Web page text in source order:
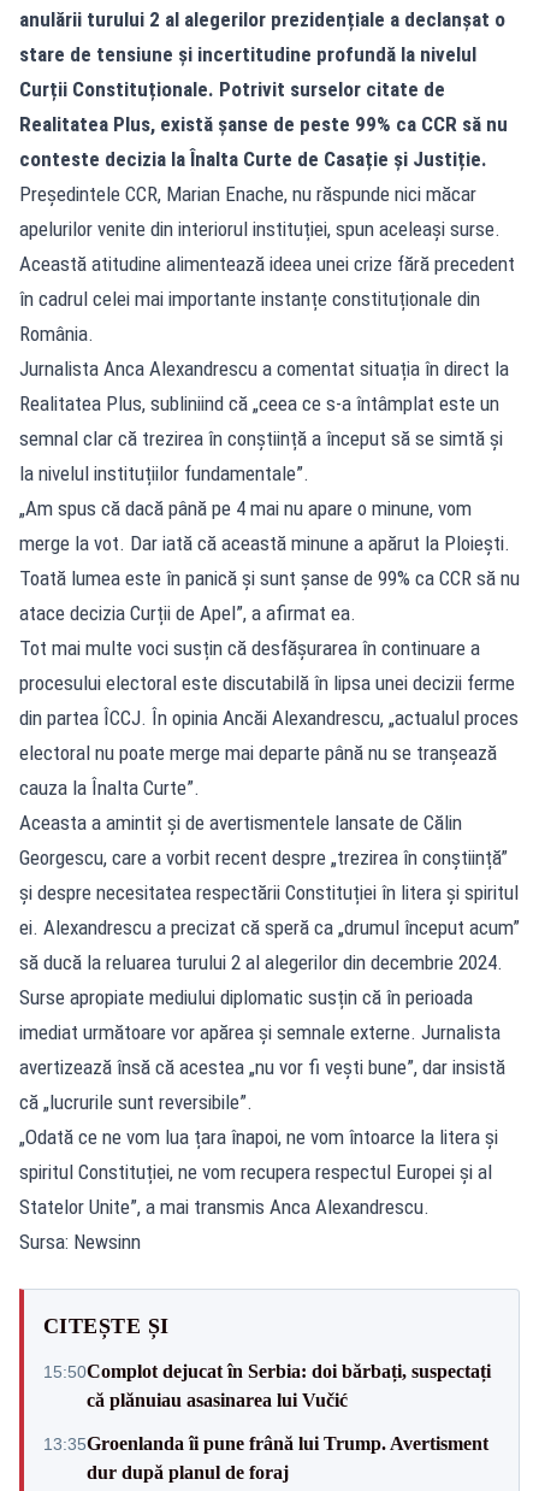
anulării turului 2 al alegerilor prezidențiale a declanșat o
stare de tensiune și incertitudine profundă la nivelul
Curții Constituționale. Potrivit surselor citate de
Realitatea Plus, există șanse de peste 99% ca CCR să nu
conteste decizia la Înalta Curte de Casație și Justiție.
Președintele CCR, Marian Enache, nu răspunde nici măcar
apelurilor venite din interiorul instituției, spun aceleași surse.
Această atitudine alimentează ideea unei crize fără precedent
în cadrul celei mai importante instanțe constituționale din
România.
Jurnalista Anca Alexandrescu a comentat situația în direct la
Realitatea Plus, subliniind că „ceea ce s-a întâmplat este un
semnal clar că trezirea în conștiință a început să se simtă și
la nivelul instituțiilor fundamentale”.
„Am spus că dacă până pe 4 mai nu apare o minune, vom
merge la vot. Dar iată că această minune a apărut la Ploiești.
Toată lumea este în panică și sunt șanse de 99% ca CCR să nu
atace decizia Curții de Apel”, a afirmat ea.
Tot mai multe voci susțin că desfășurarea în continuare a
procesului electoral este discutabilă în lipsa unei decizii ferme
din partea ÎCCJ. În opinia Ancăi Alexandrescu, „actualul proces
electoral nu poate merge mai departe până nu se tranșează
cauza la Înalta Curte”.
Aceasta a amintit și de avertismentele lansate de Călin
Georgescu, care a vorbit recent despre „trezirea în conștiință”
și despre necesitatea respectării Constituției în litera și spiritul
ei. Alexandrescu a precizat că speră ca „drumul început acum”
să ducă la reluarea turului 2 al alegerilor din decembrie 2024.
Surse apropiate mediului diplomatic susțin că în perioada
imediat următoare vor apărea și semnale externe. Jurnalista
avertizează însă că acestea „nu vor fi vești bune”, dar insistă
că „lucrurile sunt reversibile”.
„Odată ce ne vom lua țara înapoi, ne vom întoarce la litera și
spiritul Constituției, ne vom recupera respectul Europei și al
Statelor Unite”, a mai transmis Anca Alexandrescu.
Sursa: Newsinn
CITEȘTE ȘI
15:50Complot dejucat în Serbia: doi bărbați, suspectați
că plănuiau asasinarea lui Vučić
13:35Groenlanda îi pune frână lui Trump. Avertisment
dur după planul de foraj